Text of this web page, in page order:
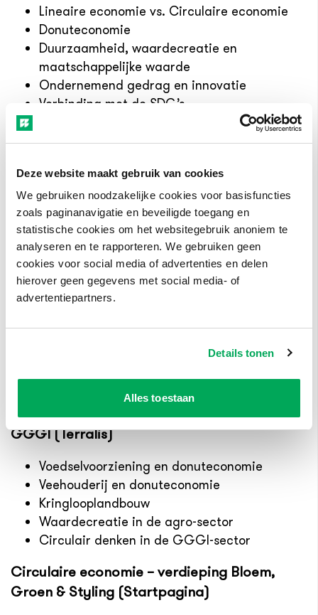
Deze website maakt gebruik van cookies
We gebruiken noodzakelijke cookies voor basisfuncties
zoals paginanavigatie en beveiligde toegang en
statistische cookies om het websitegebruik anoniem te
analyseren en te rapporteren. We gebruiken geen
cookies voor social media of advertenties en delen
hierover geen gegevens met social media- of
advertentiepartners.
Details tonen
Alles toestaan
Lineaire economie vs. Circulaire economie
Donuteconomie
Duurzaamheid, waardecreatie en
maatschappelijke waarde
Ondernemend gedrag en innovatie
Verbinding met de SDG’s
Circulaire economie - verdieping Groene
Circulair denken in de groene ruimte
Donutdenken in de groene ruimte
De waarde van groen
De nieuwe hovenier
Circulaire economie – verdieping
Dierverzorging & Paraveterinair (Animalis)
Circulair denken in de sector dier
Donutdenken in de sector dier
Circulariteit in de dierenartspraktijk
Circulaire economie – verdieping Agro &
GGGI (Terralis)
Voedselvoorziening en donuteconomie
Veehouderij en donuteconomie
Kringlooplandbouw
Waardecreatie in de agro-sector
Circulair denken in de GGGI-sector
Circulaire economie – verdieping Bloem,
Groen & Styling (Startpagina)